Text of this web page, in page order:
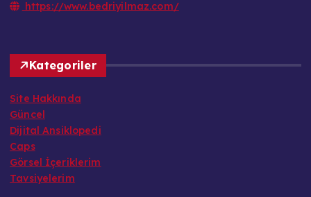
https://www.bedriyilmaz.com/
Kategoriler
Site Hakkında
Güncel
Dijital Ansiklopedi
Caps
Görsel İçeriklerim
Tavsiyelerim